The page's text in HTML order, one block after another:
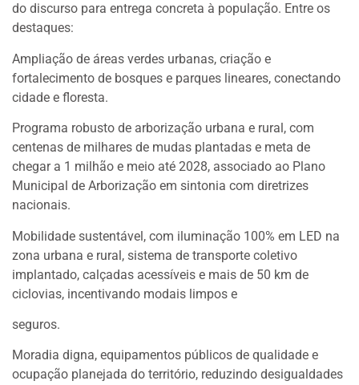
do discurso para entrega concreta à população. Entre os
destaques:
Ampliação de áreas verdes urbanas, criação e
fortalecimento de bosques e parques lineares, conectando
cidade e floresta.
Programa robusto de arborização urbana e rural, com
centenas de milhares de mudas plantadas e meta de
chegar a 1 milhão e meio até 2028, associado ao Plano
Municipal de Arborização em sintonia com diretrizes
nacionais.
Mobilidade sustentável, com iluminação 100% em LED na
zona urbana e rural, sistema de transporte coletivo
implantado, calçadas acessíveis e mais de 50 km de
ciclovias, incentivando modais limpos e
seguros.
Moradia digna, equipamentos públicos de qualidade e
ocupação planejada do território, reduzindo desigualdades